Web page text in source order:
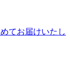
てお届けいたし